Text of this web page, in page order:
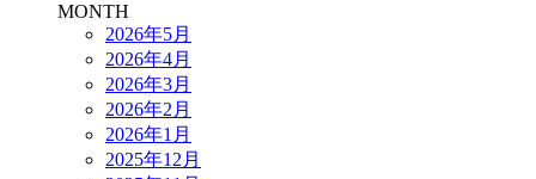
MONTH
2026年5月
2026年4月
2026年3月
2026年2月
2026年1月
2025年12月